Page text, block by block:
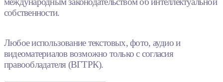
собственности.
Любое использование текстовых, фото, аудио и
видеоматериалов возможно только с согласия
правообладателя (ВГТРК).